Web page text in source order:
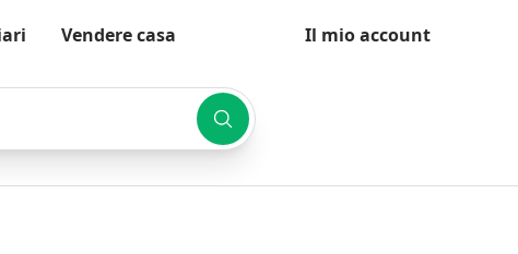
Vendere casa Il mio account